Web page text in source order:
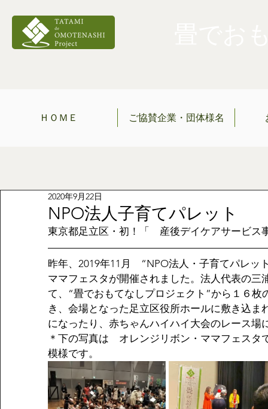
ＨＯＭＥ ご協賛企業・団体様名
NPO法人子育てパレット
2020年9月22日
東京都足立区・初！「　産後デイケアサービス
昨年、2019年11月　“NPO法人・子育てパレッ
ママフェスタが開催されました。法人代表の三
て、“畳でおもてなしプロジェクト”から１６枚
き、会場となった足立区役所ホールに敷き込ま
になったり、赤ちゃんハイハイ大会のレース場
＊下の写真は　オレンジリボン・ママフェスタ
模様です。